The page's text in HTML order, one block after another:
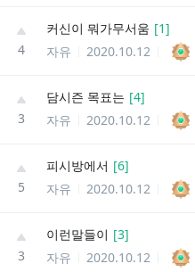
4
커신이 뭐가무서움 [1]
자유
2020.10.12
3
담시즌 목표는 [4]
자유
2020.10.12
5
피시방에서 [6]
자유
2020.10.12
3
이런말들이 [3]
자유
2020.10.12